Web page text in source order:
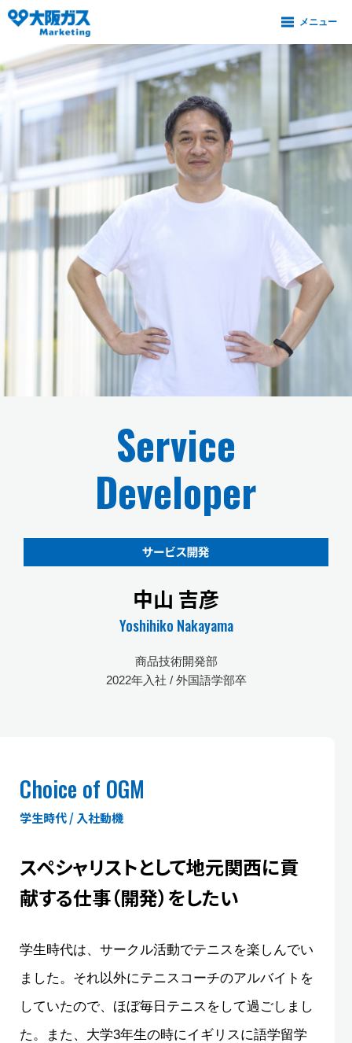
Service
Developer
中山 吉彦
Yoshihiko Nakayama
商品技術開発部
2022年入社 / 外国語学部卒
Choice of OGM
学生時代 / 入社動機
スペシャリストとして地元関西に貢
献する仕事（開発）をしたい
学生時代は、サークル活動でテニスを楽しんでい
ました。それ以外にテニスコーチのアルバイトを
していたので、ほぼ毎日テニスをして過ごしまし
た。また、大学3年生の時にイギリスに語学留学